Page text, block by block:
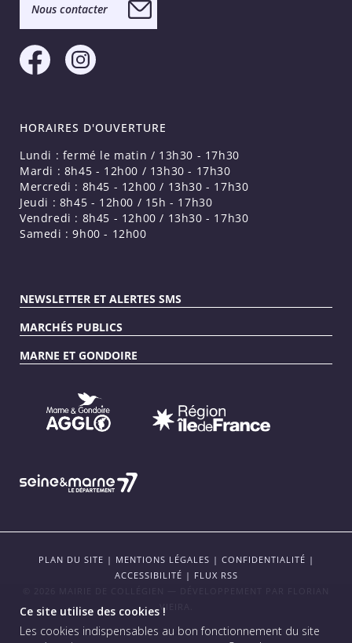
Ce site utilise des cookies !
Les cookies indispensables au bon fonctionnement du site
Nous contacter
HORAIRES D'OUVERTURE
Lundi : fermé le matin / 13h30 - 17h30
Mardi : 8h45 - 12h00 / 13h30 - 17h30
Mercredi : 8h45 - 12h00 / 13h30 - 17h30
Jeudi : 8h45 - 12h00 / 15h - 17h30
Vendredi : 8h45 - 12h00 / 13h30 - 17h30
Samedi : 9h00 - 12h00
NEWSLETTER ET ALERTES SMS
MARCHÉS PUBLICS
MARNE ET GONDOIRE
PLAN DU SITE | MENTIONS LÉGALES | CONFIDENTIALITÉ |
ACCESSIBILITÉ | FLUX RSS
VIEIRA